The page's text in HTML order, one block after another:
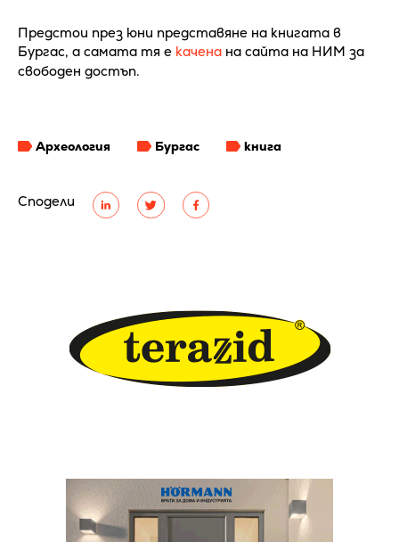
Сподели
Предстои през юни представяне на книгата в
Бургас, а самата тя е качена на сайта на НИМ за
свободен достъп.
Археология Бургас книга